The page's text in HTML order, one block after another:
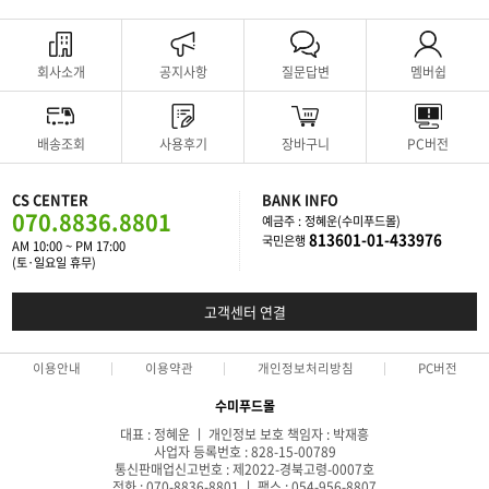
회사소개 공지사항 질문답변 멤버쉽
배송조회 사용후기 장바구니 PC버전
CS CENTER
070.8836.8801
AM 10:00 ~ PM 17:00
(토·일요일 휴무)
BANK INFO
예금주 : 정혜운(수미푸드몰)
국민은행 813601-01-433976
고객센터 연결
이용안내 이용약관 개인정보처리방침 PC버전
수미푸드몰
대표 : 정혜운 ㅣ 개인정보 보호 책임자 : 박재흥
사업자 등록번호 : 828-15-00789
통신판매업신고번호 : 제2022-경북고령-0007호